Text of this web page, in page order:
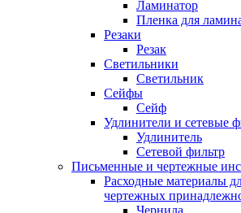
Ламинатор
Пленка для
Резаки
Резак
Светильники
Светильник
Сейфы
Сейф
Удлинители и сетевые
Удлинитель
Сетевой фильтр
Письменные и чертежные
Расходные материалы
чертежных
Чернила